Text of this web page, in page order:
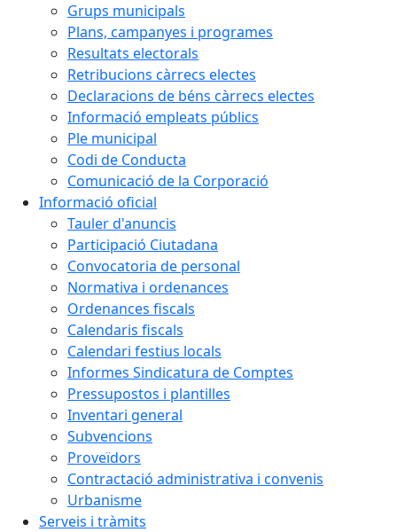
Grups municipals
Plans, campanyes i programes
Resultats electorals
Retribucions càrrecs electes
Declaracions de béns càrrecs electes
Informació empleats públics
Ple municipal
Codi de Conducta
Comunicació de la Corporació
Informació oficial
Tauler d'anuncis
Participació Ciutadana
Convocatoria de personal
Normativa i ordenances
Ordenances fiscals
Calendaris fiscals
Calendari festius locals
Informes Sindicatura de Comptes
Pressupostos i plantilles
Inventari general
Subvencions
Proveïdors
Contractació administrativa i convenis
Urbanisme
Serveis i tràmits